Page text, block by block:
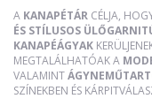
A KANAPÉTÁR CÉLJA,
ÉS STÍLUSOS
KANAPÉÁGYAK
MEGTALÁLHATÓAK A
VALAMINT
SZÍNEKBEN ÉS